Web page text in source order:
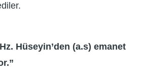
Hüseyin’den (a.s) emanet